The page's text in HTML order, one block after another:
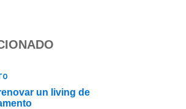
un living de